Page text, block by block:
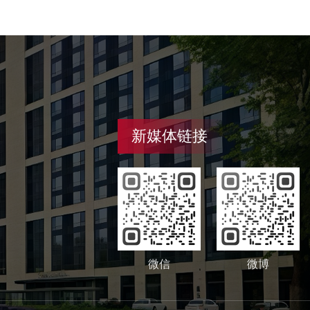
新媒体链接
微信 微博